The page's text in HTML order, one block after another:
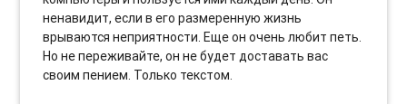
ненавидит, если в его размеренную жизнь
врываются неприятности. Еще он очень любит петь.
Но не переживайте, он не будет доставать вас
своим пением. Только текстом.